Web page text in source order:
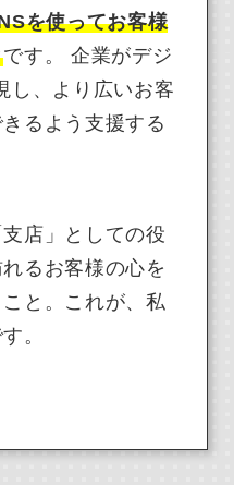
を使ってお客様
です。 企業がデジ
し、より広いお客
るよう支援する
店」としての役
るお客様の心を
と。これが、私
。